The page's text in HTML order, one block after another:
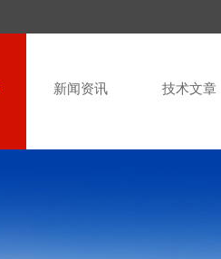
新闻资讯 技术文章